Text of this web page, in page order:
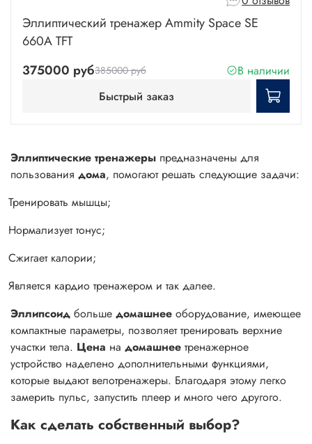
Эллиптический тренажер Ammity Space SE
660A TFT
375000 руб385000 руб
В наличии
Быстрый заказ
Эллиптические тренажеры предназначены для
пользования дома, помогают решать следующие задачи:
Тренировать мышцы;
Нормализует тонус;
Сжигает калории;
Является кардио тренажером и так далее.
Эллипсоид больше домашнее оборудование, имеющее
компактные параметры, позволяет тренировать верхние
участки тела. Цена на домашнее тренажерное
устройство наделено дополнительными функциями,
которые выдают велотренажеры. Благодаря этому легко
замерить пульс, запустить плеер и много чего другого.
Как сделать собственный выбор?